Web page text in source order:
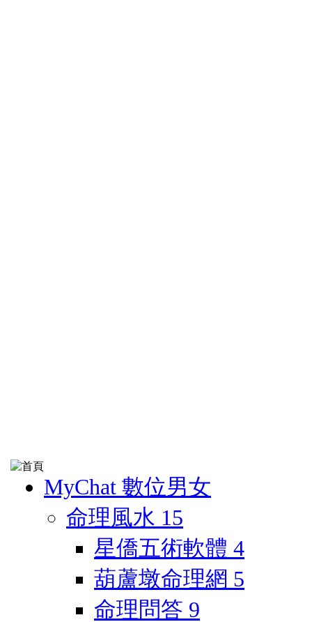
MyChat 數位男女
命理風水 15
星僑五術軟體 4
葫蘆墩命理網 5
命理問答 9